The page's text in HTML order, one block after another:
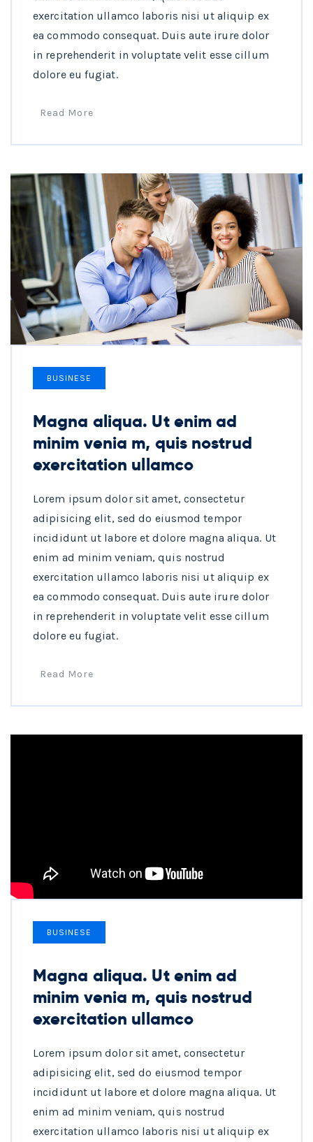
exercitation ullamco laboris nisi ut aliquip ex
ea commodo consequat. Duis aute irure dolor
in reprehenderit in voluptate velit esse cillum
dolore eu fugiat.
Read More
BUSINESE
Magna aliqua. Ut enim ad
minim venia m, quis nostrud
exercitation ullamco
Lorem ipsum dolor sit amet, consectetur
adipisicing elit, sed do eiusmod tempor
incididunt ut labore et dolore magna aliqua. Ut
enim ad minim veniam, quis nostrud
exercitation ullamco laboris nisi ut aliquip ex
ea commodo consequat. Duis aute irure dolor
in reprehenderit in voluptate velit esse cillum
dolore eu fugiat.
Read More
BUSINESE
Magna aliqua. Ut enim ad
minim venia m, quis nostrud
exercitation ullamco
Lorem ipsum dolor sit amet, consectetur
adipisicing elit, sed do eiusmod tempor
incididunt ut labore et dolore magna aliqua. Ut
enim ad minim veniam, quis nostrud
exercitation ullamco laboris nisi ut aliquip ex